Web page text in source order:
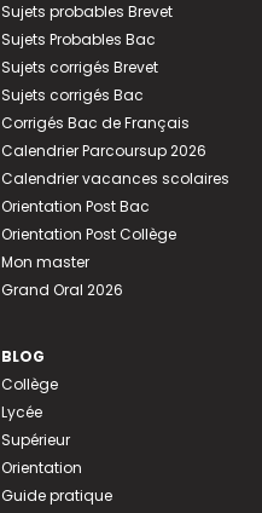
Sujets probables Brevet
Sujets Probables Bac
Sujets corrigés Brevet
Sujets corrigés Bac
Corrigés Bac de Français
Calendrier Parcoursup 2026
Calendrier vacances scolaires
Orientation Post Bac
Orientation Post Collège
Mon master
Grand Oral 2026
BLOG
Collège
Lycée
Supérieur
Orientation
Guide pratique